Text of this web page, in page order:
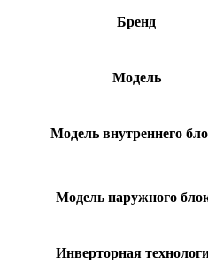
Бренд
Модель
Модель внутреннего
Модель наружного
Инверторная